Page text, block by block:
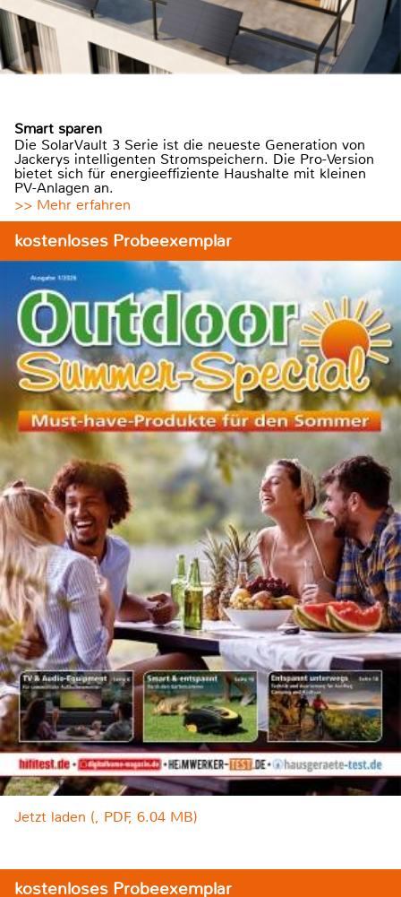
Smart sparen
Die SolarVault 3 Serie ist die neueste Generation von
Jackerys intelligenten Stromspeichern. Die Pro-Version
bietet sich für energieeffiziente Haushalte mit kleinen
PV-Anlagen an.
>> Mehr erfahren
kostenloses Probeexemplar
Jetzt laden (, PDF, 6.04 MB)
kostenloses Probeexemplar